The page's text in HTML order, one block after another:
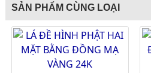
SẢN PHẨM CÙNG LOẠI